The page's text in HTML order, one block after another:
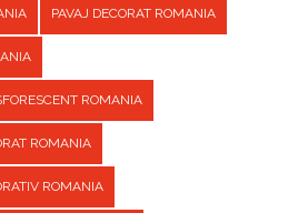
PAVAJ DECORAT ROMANIA
ROMANIA
ROMANIA
ROMANIA